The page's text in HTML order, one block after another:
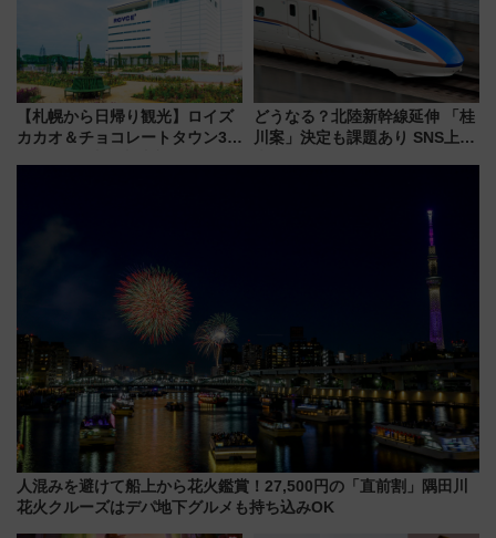
れるべき世界の旅先』
【札幌から日帰り観光】ロイズ
カカオ＆チョコレートタウン3周
どうなる？北陸新幹線延伸 「桂
川案」決定も課題あり SNS上の
人混みを避けて船上から花火鑑賞！27,500円の「直前割」隅田川
花火クルーズはデパ地下グルメも持ち込みOK